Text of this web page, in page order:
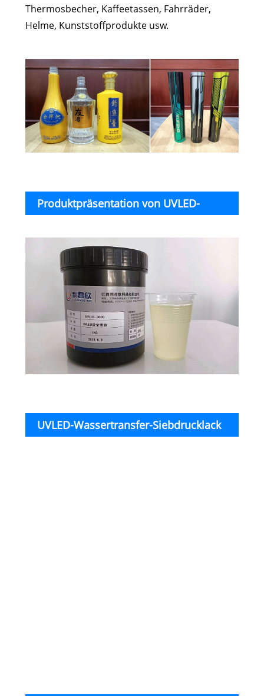
Thermosbecher, Kaffeetassen, Fahrräder,
Helme, Kunststoffprodukte usw.
Produktpräsentation von UVLED-
Heißprägen
UVLED-Wassertransfer-Siebdrucklack